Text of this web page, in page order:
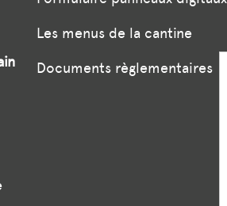
Les menus de la cantine
Documents règlementaires